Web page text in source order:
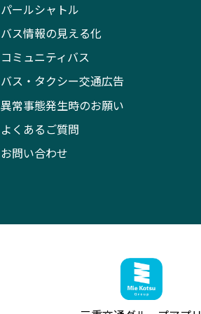
パールシャトル
バス情報の見える化
コミュニティバス
バス・タクシー交通広告
異常事態発生時のお願い
よくあるご質問
お問い合わせ